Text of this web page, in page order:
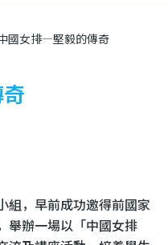
國女排—堅毅的傳奇
組，早前成功邀得前國家
舉辦一場以「中國女排